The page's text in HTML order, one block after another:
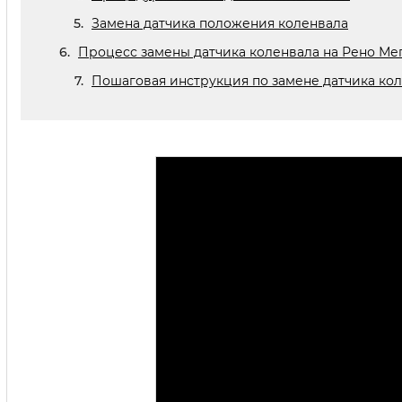
Замена датчика положения коленвала
Процесс замены датчика коленвала на Рено
Пошаговая инструкция по замене датчика